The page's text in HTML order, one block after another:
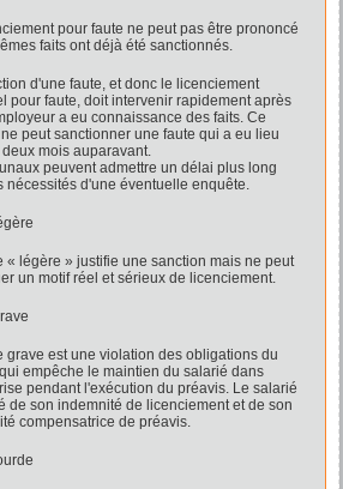
pour faute ne peut pas être prononcé
faits ont déjà été sanctionnés.
d'une faute, et donc le licenciement
pour faute, doit intervenir rapidement après
a eu connaissance des faits. Ce
peut sanctionner une faute qui a eu lieu
mois auparavant.
peuvent admettre un délai plus long
nécessités d'une éventuelle enquête.
« légère » justifie une sanction mais ne peut
un motif réel et sérieux de licenciement.
grave est une violation des obligations du
empêche le maintien du salarié dans
pendant l'exécution du préavis. Le salarié
de son indemnité de licenciement et de son
compensatrice de préavis.